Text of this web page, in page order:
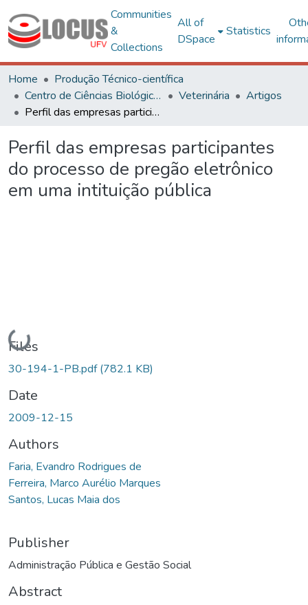
Communities
&
Collections
All of
DSpace
Statistics
Home
Produção Técnico-científica
Centro de Ciências Biológicas e da Saúde
Veterinária
Artigos
Perfil das empresas participantes do processo de pregão eletrônico em uma intituição pública
Perfil das empresas participantes
do processo de pregão eletrônico
em uma intituição pública
Loading...
Files
30-194-1-PB.pdf(782.1 KB)
Date
2009-12-15
Authors
Faria, Evandro Rodrigues de
Ferreira, Marco Aurélio Marques
Santos, Lucas Maia dos
Publisher
Administração Pública e Gestão Social
Abstract